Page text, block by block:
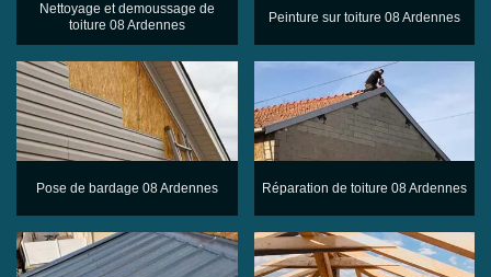
Nettoyage et demoussage de
toiture 08 Ardennes
Peinture sur toiture 08 Ardennes
Pose de bardage 08 Ardennes Réparation de toiture 08 Ardennes